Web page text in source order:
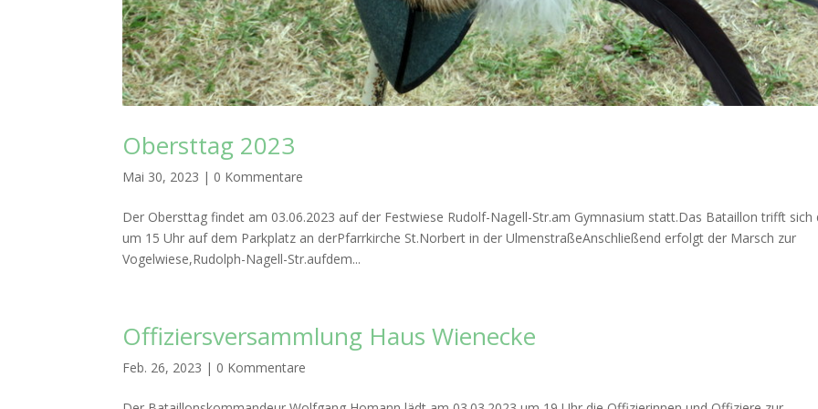
Obersttag 2023
Mai 30, 2023 | 0 Kommentare
Der Obersttag findet am 03.06.2023 auf der Festwiese Rudolf-Nagell-Str.am Gymnasium statt.Das Bataillon trifft sich
um 15 Uhr auf dem Parkplatz an derPfarrkirche St.Norbert in der UlmenstraßeAnschließend erfolgt der Marsch zur
Vogelwiese,Rudolph-Nagell-Str.aufdem...
Offiziersversammlung Haus Wienecke
Feb. 26, 2023 | 0 Kommentare